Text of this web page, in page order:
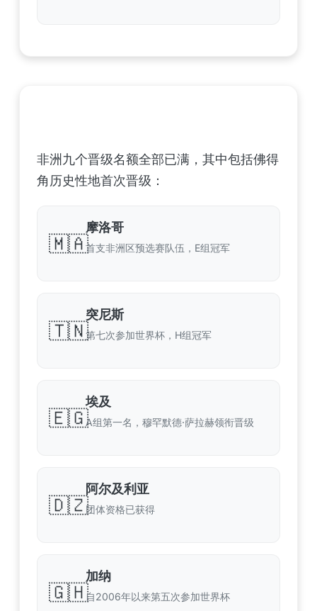
非洲九个晋级名额全部已满，其中包括佛得
角历史性地首次晋级：
🇲🇦
摩洛哥
首支非洲区预选赛队伍，E组冠军
🇹🇳
突尼斯
第七次参加世界杯，H组冠军
🇪🇬
埃及
A组第一名，穆罕默德·萨拉赫领衔晋级
🇩🇿
阿尔及利亚
团体资格已获得
🇬🇭
加纳
自2006年以来第五次参加世界杯